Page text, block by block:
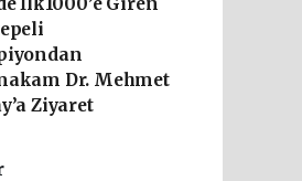
Dr. Mehmet
Ziyaret